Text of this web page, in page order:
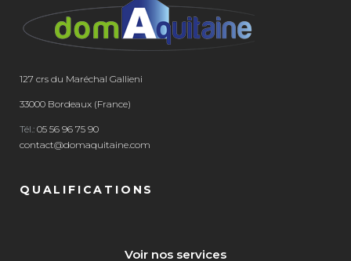
127 crs du Maréchal Gallieni
33000 Bordeaux (France)
Tél.: 05 56 96 75 90
contact@domaquitaine.com
QUALIFICATIONS
Voir nos services